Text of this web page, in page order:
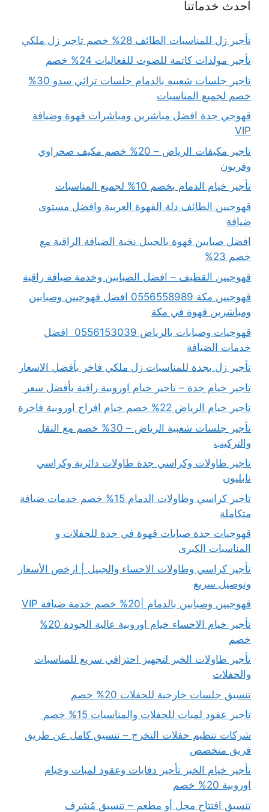
احدث خدماتنا
تأجير زل للمناسبات الطائف 28% خصم تاجير زل ملكي
تأجير مولدات كاتمة للصوت للفعاليات 24% خصم
تاجير جلسات شعبيه بالدمام جلسات تراثي سدو 30%
خصم لجميع المناسبات
قهوجي جدة افضل مباشرين ومباشرات قهوة وضيافة
VIP
تاجير مكيفات الرياض – 20% خصم مكيف صحراوي
وفريون
تأجير خيام الدمام بخصم 10% لجميع المناسبات
قهوجيين الطائف دلة القهوة العربية وافضل مستوى
ضيافة
افضل صبابين قهوة بالجبيل نخبة الضيافة الراقية مع
خصم 23%
قهوجيين القطيف – افضل الصبابين وخدمة ضيافة راقية
قهوجيين مكة 0556558989 افضل قهوجيين وصبابين
ومباشرين قهوة في مكة
قهوجيات وصبابات بالرياض 0556153039 افضل
خدمات الضيافة
تأجير زل بجدة للمناسبات زل ملكي فاخر بأفضل الاسعار
تاجير خيام جدة – تاجير خيام اوروبية راقية بأفضل سعر
تاجير خيام الرياض 22% خصم خيام افراح اوروبية فاخرة
تأجير جلسات شعبية الرياض – 30% خصم مع النقل
والتركيب
تاجير طاولات وكراسي جدة طاولات دائرية وكراسي
نابليون
تاجير كراسي وطاولات الدمام 15% خصم خدمات ضيافة
متكاملة
قهوجيات جدة صبابات قهوة في جدة للحفلات و
المناسبات الكبرى
تأجير كراسي وطاولات الاحساء والجبيل | ارخص الأسعار
وتوصيل سريع
قهوجيين وصبابين بالدمام |20% خصم خدمة ضيافة VIP
تأجير خيام الاحساء خيام اوروبية عالية الجودة 20%
خصم
تأجير طاولات الخبر لتجهيز احترافي سريع للمناسبات
والحفلات
تنسيق جلسات خارجية للحفلات 20% خصم
تاجير عقود لمبات للحفلات والمناسبات 15% خصم
شركات تنظيم حفلات التخرج – تنسيق كامل عن طريق
فريق متخصص
تأجير خيام الخبر تأجير دفايات وعقود لمبات وخيام
اوروبية 20% خصم
تنسيق افتتاح محل أو مطعم – تنسيق مُشرف